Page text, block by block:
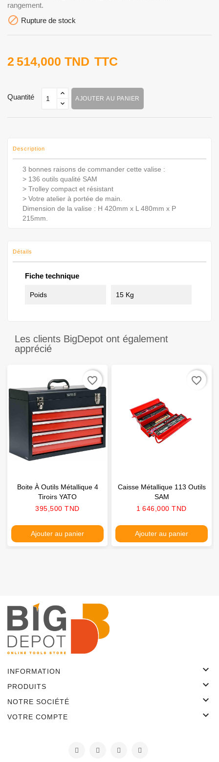
rangement.
 Rupture de stock
2 514,000 TND TTC
Quantité AJOUTER AU PANIER
Description
3 bonnes raisons de commander cette valise :
> 136 outils qualité SAM
> Trolley compact et résistant
> Votre atelier à portée de main.
Dimension de la valise : H 420mm x L 480mm x P
215mm.
Détails
Fiche technique
Poids 15 Kg
Les clients BigDepot ont également
apprécié
Boite À Outils Métallique 4
Tiroirs YATO
Prix
395,500 TND
Ajouter au panier
favorite_border
Caisse Métallique 113 Outils
SAM
Prix
1 646,000 TND
Ajouter au panier
favorite_border
INFORMATION 
PRODUITS 
NOTRE SOCIÉTÉ 
VOTRE COMPTE 